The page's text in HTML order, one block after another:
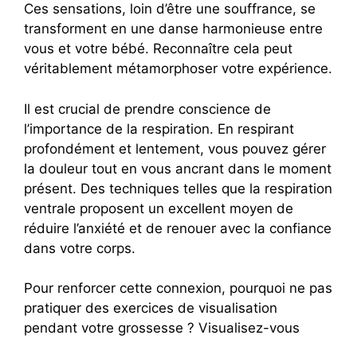
Ces sensations, loin d’être une souffrance, se
transforment en une danse harmonieuse entre
vous et votre bébé. Reconnaître cela peut
véritablement métamorphoser votre expérience.
Il est crucial de prendre conscience de
l’importance de la respiration. En respirant
profondément et lentement, vous pouvez gérer
la douleur tout en vous ancrant dans le moment
présent. Des techniques telles que la respiration
ventrale proposent un excellent moyen de
réduire l’anxiété et de renouer avec la confiance
dans votre corps.
Pour renforcer cette connexion, pourquoi ne pas
pratiquer des exercices de visualisation
pendant votre grossesse ? Visualisez-vous